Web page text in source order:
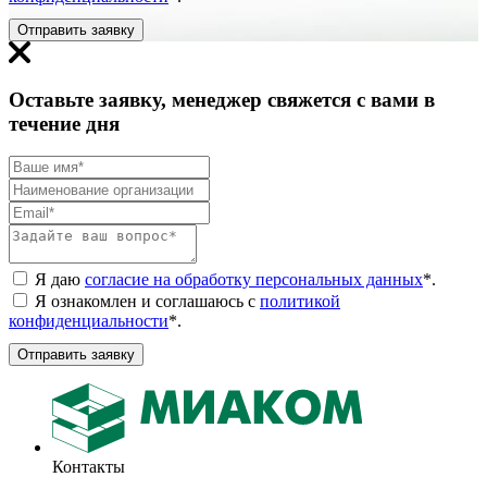
Отправить заявку
Оставьте заявку, менеджер свяжется с вами в
течение дня
Я даю согласие на обработку персональных данных*.
Я ознакомлен и соглашаюсь с политикой
конфиденциальности*.
Отправить заявку
Контакты